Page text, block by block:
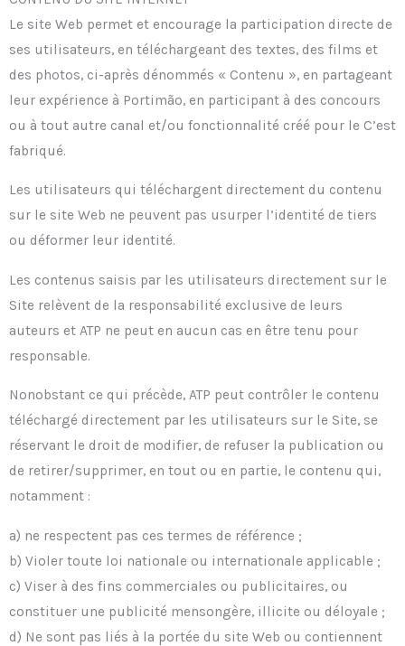
Le site Web permet et encourage la participation directe de
ses utilisateurs, en téléchargeant des textes, des films et
des photos, ci-après dénommés « Contenu », en partageant
leur expérience à Portimão, en participant à des concours
ou à tout autre canal et/ou fonctionnalité créé pour le C’est
fabriqué.
Les utilisateurs qui téléchargent directement du contenu
sur le site Web ne peuvent pas usurper l’identité de tiers
ou déformer leur identité.
Les contenus saisis par les utilisateurs directement sur le
Site relèvent de la responsabilité exclusive de leurs
auteurs et ATP ne peut en aucun cas en être tenu pour
responsable.
Nonobstant ce qui précède, ATP peut contrôler le contenu
téléchargé directement par les utilisateurs sur le Site, se
réservant le droit de modifier, de refuser la publication ou
de retirer/supprimer, en tout ou en partie, le contenu qui,
notamment :
a) ne respectent pas ces termes de référence ;
b) Violer toute loi nationale ou internationale applicable ;
c) Viser à des fins commerciales ou publicitaires, ou
constituer une publicité mensongère, illicite ou déloyale ;
d) Ne sont pas liés à la portée du site Web ou contiennent